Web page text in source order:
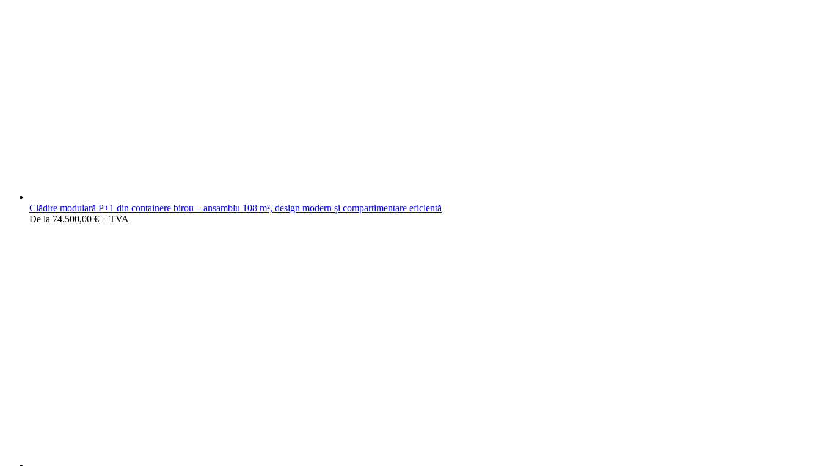
Clădire modulară P+1 din containere birou – ansamblu 108 m², design modern și compartimentare eficientă
De la 74.500,00 € + TVA